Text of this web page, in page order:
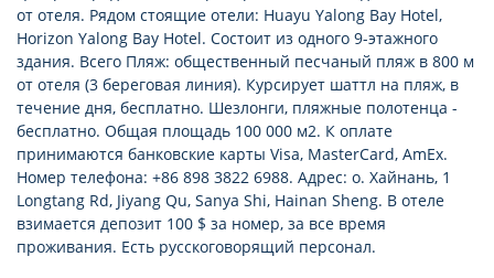
от отеля. Рядом стоящие отели: Huayu Yalong Bay Hotel,
Horizon Yalong Bay Hotel. Состоит из одного 9-этажного
здания. Всего Пляж: общественный песчаный пляж в 800 м
от отеля (3 береговая линия). Курсирует шаттл на пляж, в
течение дня, бесплатно. Шезлонги, пляжные полотенца -
бесплатно. Общая площадь 100 000 м2. К оплате
принимаются банковские карты Visa, MasterCard, AmEx.
Номер телефона: +86 898 3822 6988. Адрес: о. Хайнань, 1
Longtang Rd, Jiyang Qu, Sanya Shi, Hainan Sheng. В отеле
взимается депозит 100 $ за номер, за все время
проживания. Есть русскоговорящий персонал.